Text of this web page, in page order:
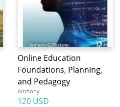
Online Education
Foundations, Planning,
and Pedagogy
Anthony
120 USD